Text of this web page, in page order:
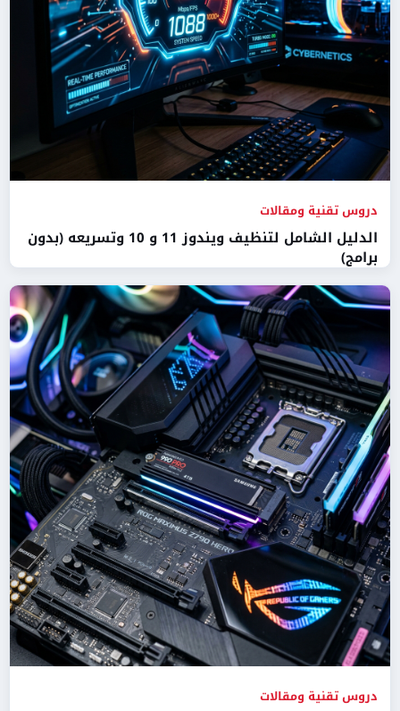
دروس تقنية ومقالات
الدليل الشامل لتنظيف ويندوز 11 و 10 وتسريعه (بدون
برامج)
دروس تقنية ومقالات